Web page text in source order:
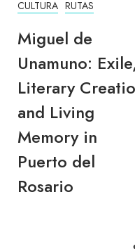
CULTURA RUTAS
Miguel de
Unamuno:
Literary
and Living
Memory in
Puerto del
Rosario